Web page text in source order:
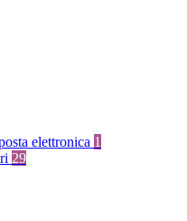
elettronica 1
29